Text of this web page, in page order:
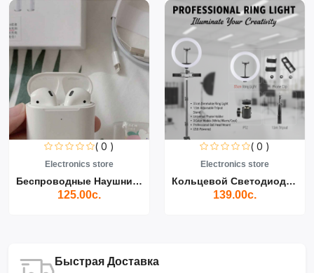
( 0 )
Electronics store
Беспроводные Наушники Air...
125.00с.
( 0 )
Electronics store
Кольцевой Светодиодный Св...
139.00с.
Быстрая Доставка